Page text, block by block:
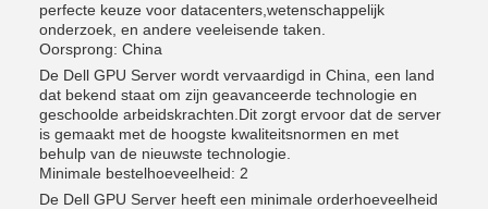
perfecte keuze voor datacenters,wetenschappelijk
onderzoek, en andere veeleisende taken.
Oorsprong: China
De Dell GPU Server wordt vervaardigd in China, een land
dat bekend staat om zijn geavanceerde technologie en
geschoolde arbeidskrachten.Dit zorgt ervoor dat de server
is gemaakt met de hoogste kwaliteitsnormen en met
behulp van de nieuwste technologie.
Minimale bestelhoeveelheid: 2
De Dell GPU Server heeft een minimale orderhoeveelheid